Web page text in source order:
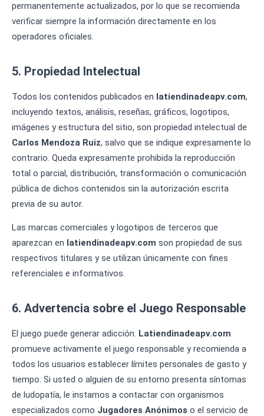
permanentemente actualizados, por lo que se recomienda
verificar siempre la información directamente en los
operadores oficiales.
5. Propiedad Intelectual
Todos los contenidos publicados en latiendinadeapv.com,
incluyendo textos, análisis, reseñas, gráficos, logotipos,
imágenes y estructura del sitio, son propiedad intelectual de
Carlos Mendoza Ruiz, salvo que se indique expresamente lo
contrario. Queda expresamente prohibida la reproducción
total o parcial, distribución, transformación o comunicación
pública de dichos contenidos sin la autorización escrita
previa de su autor.
Las marcas comerciales y logotipos de terceros que
aparezcan en latiendinadeapv.com son propiedad de sus
respectivos titulares y se utilizan únicamente con fines
referenciales e informativos.
6. Advertencia sobre el Juego Responsable
El juego puede generar adicción. Latiendinadeapv.com
promueve activamente el juego responsable y recomienda a
todos los usuarios establecer límites personales de gasto y
tiempo. Si usted o alguien de su entorno presenta síntomas
de ludopatía, le instamos a contactar con organismos
especializados como Jugadores Anónimos o el servicio de